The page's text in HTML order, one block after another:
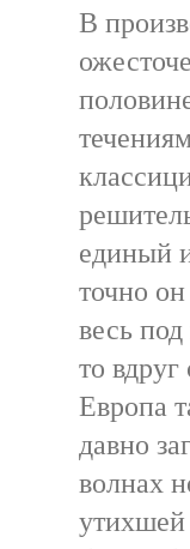
В
единый
точно
весь
то
Европа
давно
волнах
утихшей